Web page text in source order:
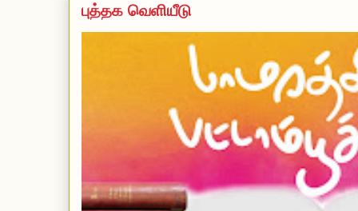
புத்தக வெளியீடு